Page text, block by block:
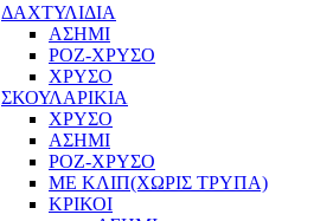
ΔΑΧΤΥΛΙΔΙΑ
ΑΣΗΜΙ
ΡΟΖ-ΧΡΥΣΟ
ΧΡΥΣΟ
ΣΚΟΥΛΑΡΙΚΙΑ
ΧΡΥΣΟ
ΑΣΗΜΙ
ΡΟΖ-ΧΡΥΣΟ
ΜΕ ΚΛΙΠ(ΧΩΡΙΣ ΤΡΥΠΑ)
ΚΡΙΚΟΙ